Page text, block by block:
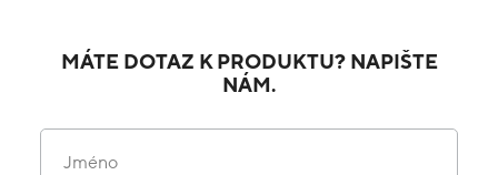
MÁTE DOTAZ K PRODUKTU? NAPIŠTE
NÁM.
Jméno